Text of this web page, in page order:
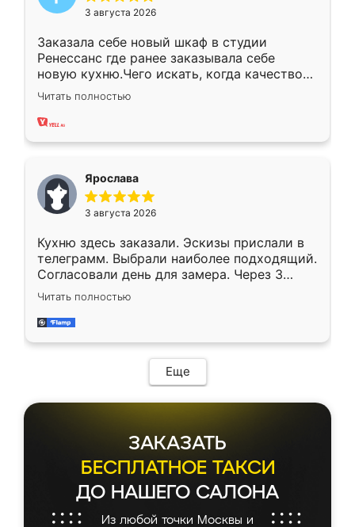
3 августа 2026
Заказала себе новый шкаф в студии
Ренессанс где ранее заказывала себе
новую кухню.Чего искать, когда качеством
вполне довольна. Служит кухня уже почти
два года, нареканий нет.
Читать полностью
Ярослава
3 августа 2026
Кухню здесь заказали. Эскизы прислали в
телеграмм. Выбрали наиболее подходящий.
Согласовали день для замера. Через 3
недели кухня была уже готова. Остались
довольны работой. Спасибо Ренессанс
мебель за качественную работу!
Читать полностью
Еще
ЗАКАЗАТЬ
БЕСПЛАТНОЕ ТАКСИ
ДО НАШЕГО САЛОНА
Из любой точки Москвы и